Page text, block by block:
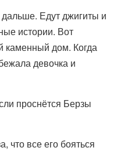
Едут джигиты и
истории. Вот
каменный дом. Когда
девочка и
проснётся Берзы
что все его бояться